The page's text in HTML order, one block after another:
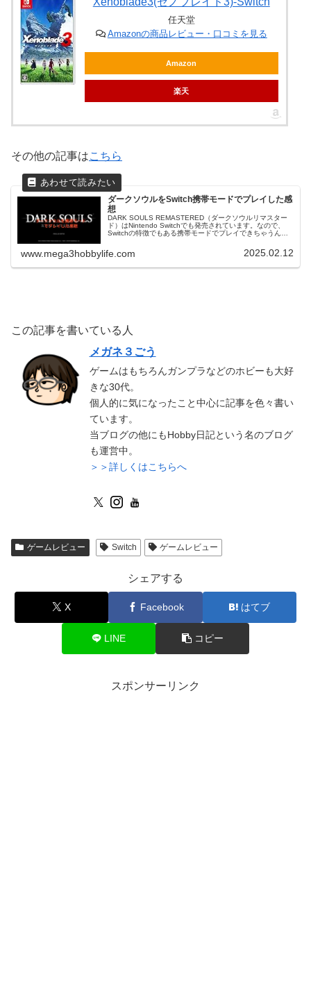
任天堂
Amazonの商品レビュー・口コミを見る
Amazon
楽天
その他の記事はこちら
ダークソウルをSwitch携帯モードでプレイした感
想
DARK SOULS REMASTERED（ダークソウルリマスター
ド）はNintendo Switchでも発売されています。なので、
Switchの特徴でもある携帯モードでプレイできちゃうんで
www.mega3hobbylife.com 2025.02.12
この記事を書いている人
メガネ３ごう
ゲームはもちろんガンプラなどのホビーも大好
きな30代。
個人的に気になったこと中心に記事を色々書い
ています。
当ブログの他にもHobby日記という名のブログ
も運営中。
＞＞詳しくはこちらへ
ゲームレビュー Switch ゲームレビュー
シェアする
X Facebook はてブ
LINE コピー
スポンサーリンク